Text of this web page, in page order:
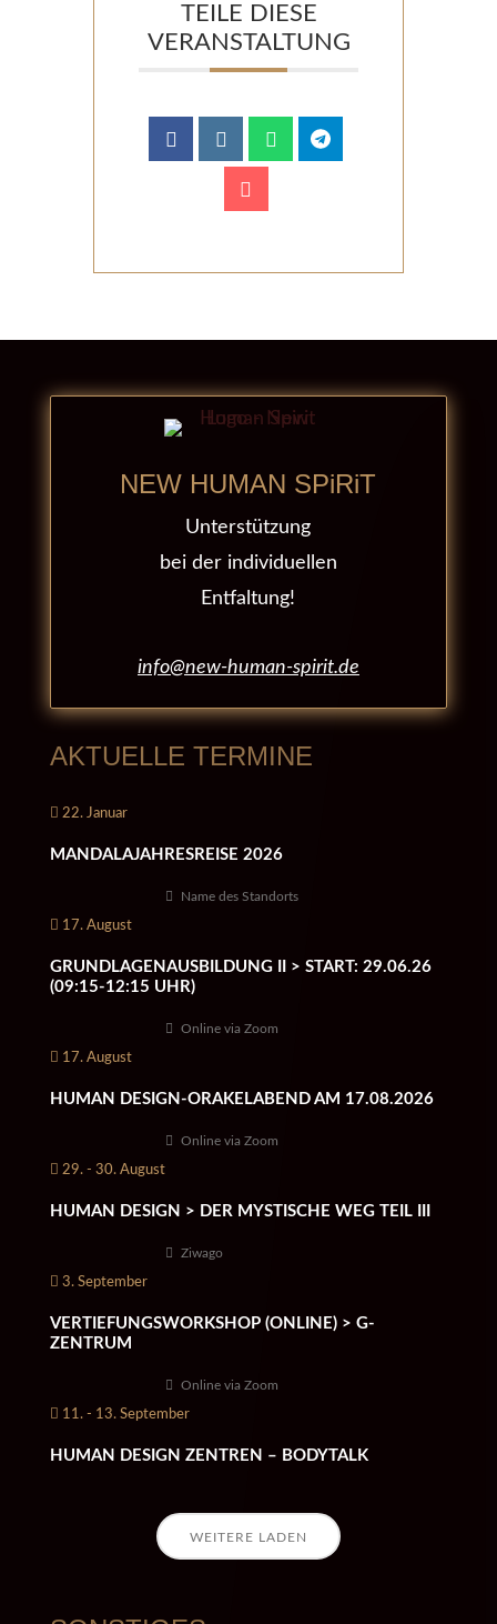
TEILE DIESE
VERANSTALTUNG
NEW HUMAN SPiRiT
Unterstützung
bei der individuellen
Entfaltung!
info@new-human-spirit.de
AKTUELLE TERMINE
22. Januar
MANDALAJAHRESREISE 2026
Name des Standorts
17. August
GRUNDLAGENAUSBILDUNG II > START: 29.06.26
(09:15-12:15 UHR)
Online via Zoom
17. August
HUMAN DESIGN-ORAKELABEND AM 17.08.2026
Online via Zoom
29. - 30. August
HUMAN DESIGN > DER MYSTISCHE WEG TEIL III
Ziwago
3. September
VERTIEFUNGSWORKSHOP (ONLINE) > G-
ZENTRUM
Online via Zoom
11. - 13. September
HUMAN DESIGN ZENTREN – BODYTALK
WEITERE LADEN